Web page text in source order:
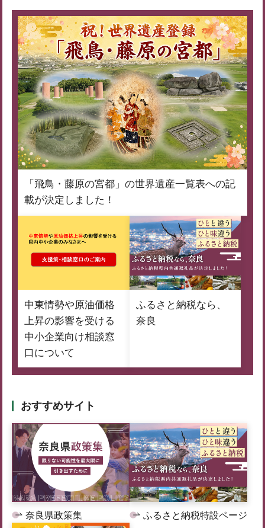
「飛鳥・藤原の宮都」の世界遺産一覧表への記
載が決定しました！
中東情勢や原油価格
上昇の影響を受ける
中小企業向け相談窓
口について
ふるさと納税なら、
奈良
おすすめサイト
奈良県政策集 ふるさと納税特設ページ